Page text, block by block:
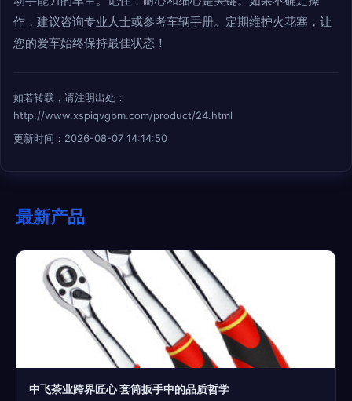
作，建议咨询专业人士或参考车辆手册。定期维护火花塞，让
您的爱车始终保持最佳状态！
如若转载，请注明出处：
http://www.xspiqvgbm.com/product/24.html
更新时间：2026-08-07 14:14:50
最新产品
中飞茶业跨界匠心 套筒扳手中的品质哲学